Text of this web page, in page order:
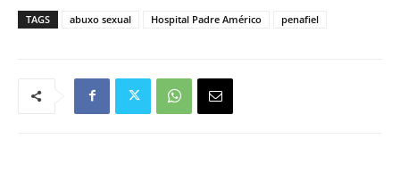
TAGS abuxo sexual Hospital Padre Américo penafiel